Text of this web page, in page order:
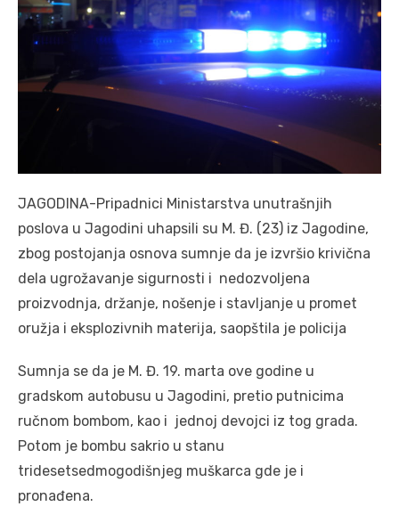
JAGODINA-Pripadnici Ministarstva unutrašnjih
poslova u Jagodini uhapsili su M. Đ. (23) iz Jagodine,
zbog postojanja osnova sumnje da je izvršio krivična
dela ugrožavanje sigurnosti i nedozvoljena
proizvodnja, držanje, nošenje i stavljanje u promet
oružja i eksplozivnih materija, saopštila je policija
Sumnja se da je M. Đ. 19. marta ove godine u
gradskom autobusu u Jagodini, pretio putnicima
ručnom bombom, kao i jednoj devojci iz tog grada.
Potom je bombu sakrio u stanu
tridesetsedmogodišnjeg muškarca gde je i
pronađena.